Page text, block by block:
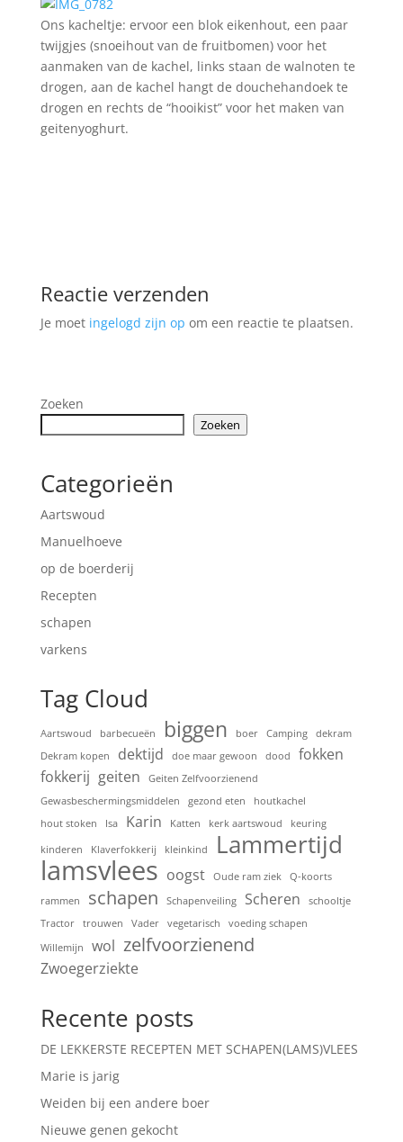
Ons kacheltje: ervoor een blok eikenhout, een paar
twijgjes (snoeihout van de fruitbomen) voor het
aanmaken van de kachel, links staan de walnoten te
drogen, aan de kachel hangt de douchehandoek te
drogen en rechts de “hooikist” voor het maken van
geitenyoghurt.
Reactie verzenden
Je moet ingelogd zijn op om een reactie te plaatsen.
Zoeken
Zoeken
Categorieën
Aartswoud
Manuelhoeve
op de boerderij
Recepten
schapen
varkens
Tag Cloud
Aartswoud barbecueën biggen boer Camping
dekram
Dekram kopen
dektijd doe maar gewoon dood
fokken
fokkerij geiten
Geiten Zelfvoorzienend
Gewasbeschermingsmiddelen
gezond eten
houtkachel
hout stoken
Isa Karin Katten kerk aartswoud keuring
kinderen Klaverfokkerij kleinkind Lammertijd
lamsvlees oogst Oude ram ziek
Q-koorts
rammen
schapen Schapenveiling Scheren
schooltje
Tractor
trouwen Vader vegetarisch
voeding schapen
Willemijn
wol zelfvoorzienend
Zwoegerziekte
Recente posts
DE LEKKERSTE RECEPTEN MET SCHAPEN(LAMS)VLEES
Marie is jarig
Weiden bij een andere boer
Nieuwe genen gekocht